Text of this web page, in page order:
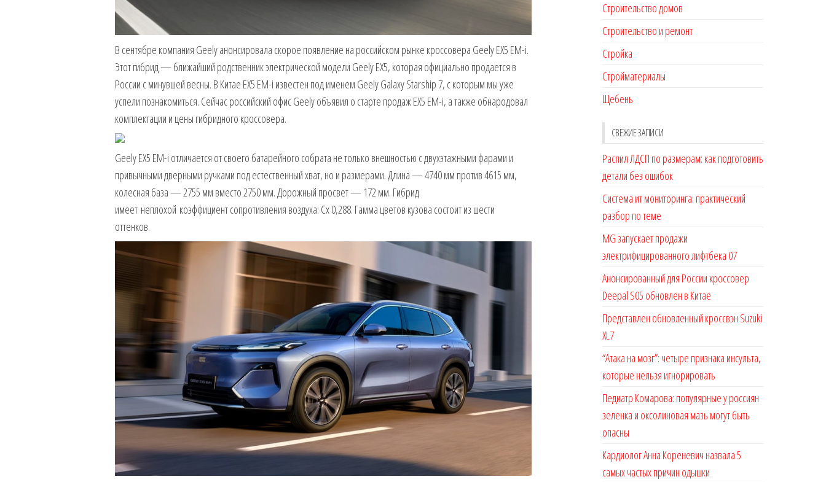
В сентябре компания Geely анонсировала скорое появление на российском рынке кроссовера Geely EX5 EM-i.
Этот гибрид — ближайший родственник электрической модели Geely EX5, которая официально продается в
России с минувшей весны. В Китае EX5 EM-i известен под именем Geely Galaxy Starship 7, с которым мы уже
успели познакомиться. Сейчас российский офис Geely объявил о старте продаж EX5 EM-i, а также обнародовал
комплектации и цены гибридного кроссовера.
Geely EX5 EM-i отличается от своего батарейного собрата не только внешностью с двухэтажными фарами и
привычными дверными ручками под естественный хват, но и размерами. Длина — 4740 мм против 4615 мм,
колесная база — 2755 мм вместо 2750 мм. Дорожный просвет — 172 мм. Гибрид
имеет неплохой коэффициент сопротивления воздуха: Сх 0,288. Гамма цветов кузова состоит из шести
оттенков.
Строительство домов
Строительство и ремонт
Стройка
Стройматериалы
Щебень
СВЕЖИЕ ЗАПИСИ
Распил ЛДСП по размерам: как подготовить
детали без ошибок
Система ит мониторинга: практический
разбор по теме
MG запускает продажи
электрифицированного лифтбека 07
Анонсированный для России кроссовер
Deepal S05 обновлен в Китае
Представлен обновленный кроссвэн Suzuki
XL7
“Атака на мозг”: четыре признака инсульта,
которые нельзя игнорировать
Педиатр Комарова: популярные у россиян
зеленка и оксолиновая мазь могут быть
опасны
Кардиолог Анна Кореневич назвала 5
самых частых причин одышки